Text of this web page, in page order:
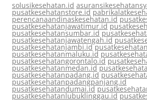
solusikesehatan.id
pusatkesehatanstore.id
perencanaandinaskesehatan.id
pusatkesehatanjawatimur.id
pusatkesehatansumbar.id
pusatkesehatanjawatengah.id
pusatkesehatanjambi.id
pusatkesehatanmaluku.id
pusatkesehatangorontalo.id
pusatkesehatanmedan.id
pusatkesehatanpadang.id
pusatkesehatanpadangpanjang.id
pusatkesehatandumai.id
pusatkesehatanlubuklinggau.id